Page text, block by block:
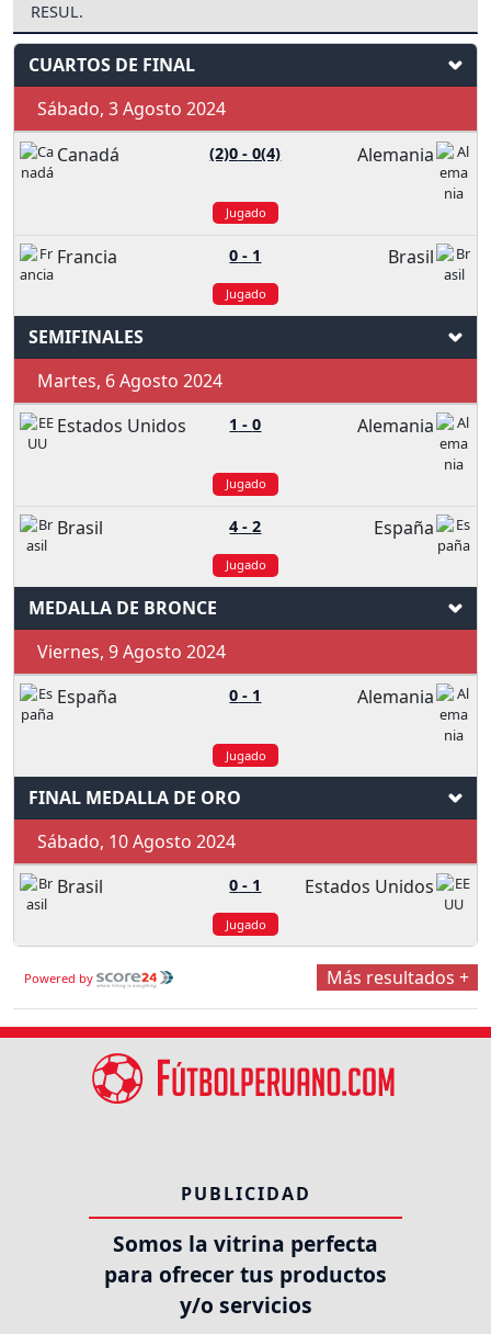
RESUL.
CUARTOS DE FINAL
Sábado, 3 Agosto 2024
Canadá
(2)0 -0(4) Alemania
Jugado
Francia 0 - 1 Brasil
Jugado
SEMIFINALES
Martes, 6 Agosto 2024
Estados Unidos
1 -0 Alemania
Jugado
Brasil 4 -2 España
Jugado
MEDALLA DE BRONCE
Viernes, 9 Agosto 2024
España
0 - 1 Alemania
Jugado
FINAL MEDALLA DE ORO
Sábado, 10 Agosto 2024
Brasil
0 - 1 Estados Unidos
Jugado
Powered by Más resultados +
PUBLICIDAD
Somos la vitrina perfecta
para ofrecer tus productos
y/o servicios